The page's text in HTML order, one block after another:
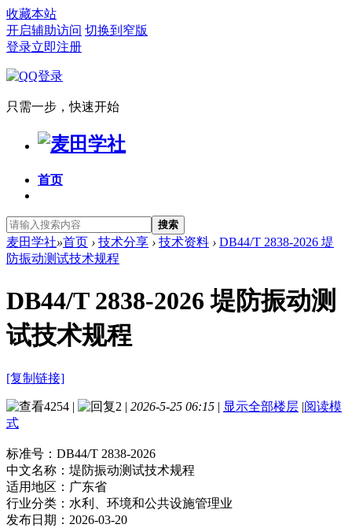
收藏本站
开启辅助访问 切换到窄版
登录立即注册
只需一步，快速开始
首页
搜索
麦田学社»首页 › 技术分享 › 技术资料 › DB44/T 2838-2026 堤
防振动测试技术规程
DB44/T 2838-2026 堤防振动测
试技术规程
[复制链接]
4254 | 2 | 2026-5-25 06:15 | 显示全部楼层 |阅读模
式
标准号： DB44/T 2838-2026
中文名称： 堤防振动测试技术规程
适用地区： 广东省
行业分类： 水利、环境和公共设施管理业
发布日期： 2026-03-20